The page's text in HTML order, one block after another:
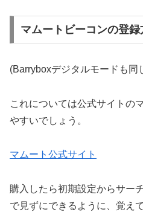
マムートビーコンの登録
(Barryboxデジタルモードも同
これについては公式サイトの
やすいでしょう。
マムート公式サイト
購入したら初期設定からサー
で見ずにできるように、覚え